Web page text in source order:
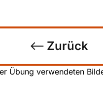
Zurück
Übung verwendeten